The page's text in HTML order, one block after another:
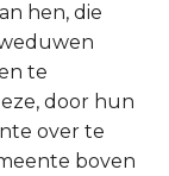
hen, die
te
door hun
over te
boven